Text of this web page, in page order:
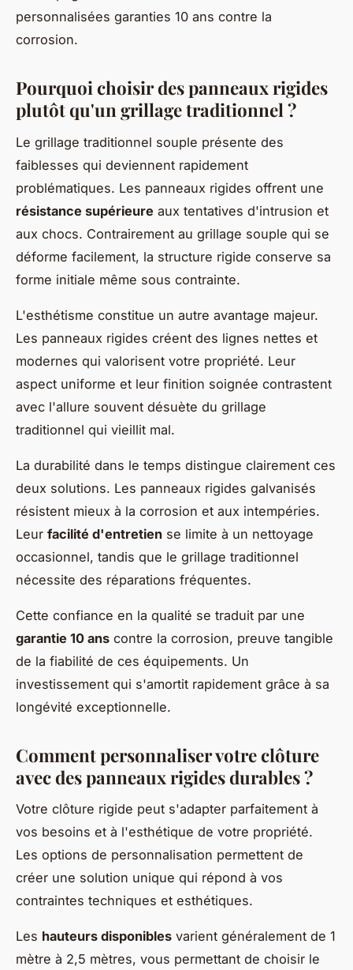
personnalisées garanties 10 ans contre la
corrosion.
Pourquoi choisir des panneaux rigides
plutôt qu'un grillage traditionnel ?
Le grillage traditionnel souple présente des
faiblesses qui deviennent rapidement
problématiques. Les panneaux rigides offrent une
résistance supérieure aux tentatives d'intrusion et
aux chocs. Contrairement au grillage souple qui se
déforme facilement, la structure rigide conserve sa
forme initiale même sous contrainte.
L'esthétisme constitue un autre avantage majeur.
Les panneaux rigides créent des lignes nettes et
modernes qui valorisent votre propriété. Leur
aspect uniforme et leur finition soignée contrastent
avec l'allure souvent désuète du grillage
traditionnel qui vieillit mal.
La durabilité dans le temps distingue clairement ces
deux solutions. Les panneaux rigides galvanisés
résistent mieux à la corrosion et aux intempéries.
Leur facilité d'entretien se limite à un nettoyage
occasionnel, tandis que le grillage traditionnel
nécessite des réparations fréquentes.
Cette confiance en la qualité se traduit par une
garantie 10 ans contre la corrosion, preuve tangible
de la fiabilité de ces équipements. Un
investissement qui s'amortit rapidement grâce à sa
longévité exceptionnelle.
Comment personnaliser votre clôture
avec des panneaux rigides durables ?
Votre clôture rigide peut s'adapter parfaitement à
vos besoins et à l'esthétique de votre propriété.
Les options de personnalisation permettent de
créer une solution unique qui répond à vos
contraintes techniques et esthétiques.
Les hauteurs disponibles varient généralement de 1
mètre à 2,5 mètres, vous permettant de choisir le